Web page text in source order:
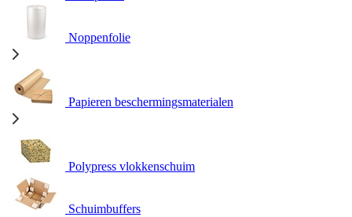
Noppenfolie
Papieren beschermingsmaterialen
Polypress vlokkenschuim
Schuimbuffers